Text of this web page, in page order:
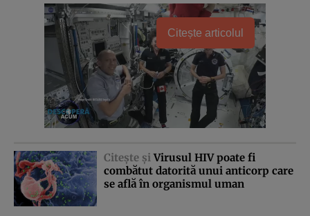
Citește articolul
Citeşte şiVirusul HIV poate fi
combătut datorită unui anticorp care
se află în organismul uman